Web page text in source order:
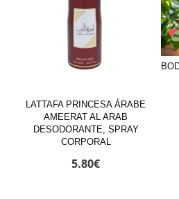
LATTAFA PRINCESA ÁRABE
AMEERAT AL ARAB
DESODORANTE, SPRAY
CORPORAL
5.80€